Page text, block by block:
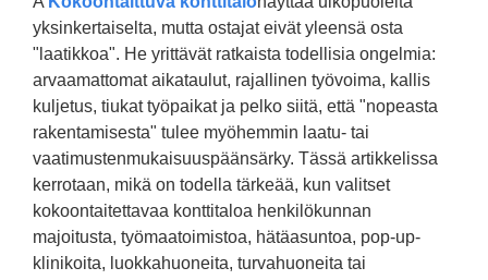
yksinkertaiselta, mutta ostajat eivät yleensä osta
"laatikkoa". He yrittävät ratkaista todellisia ongelmia:
arvaamattomat aikataulut, rajallinen työvoima, kallis
kuljetus, tiukat työpaikat ja pelko siitä, että "nopeasta
rakentamisesta" tulee myöhemmin laatu- tai
vaatimustenmukaisuuspäänsärky. Tässä artikkelissa
kerrotaan, mikä on todella tärkeää, kun valitset
kokoontaitettavaa konttitaloa henkilökunnan
majoitusta, työmaatoimistoa, hätäasuntoa, pop-up-
klinikoita, luokkahuoneita, turvahuoneita tai